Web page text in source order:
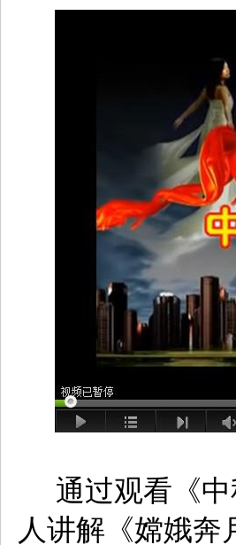
通过观看《
人讲解《嫦娥奔